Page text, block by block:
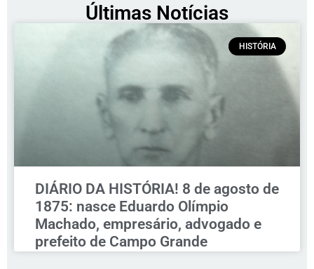
Últimas Notícias
HISTÓRIA
DIÁRIO DA HISTÓRIA! 8 de agosto de
1875: nasce Eduardo Olímpio
Machado, empresário, advogado e
prefeito de Campo Grande